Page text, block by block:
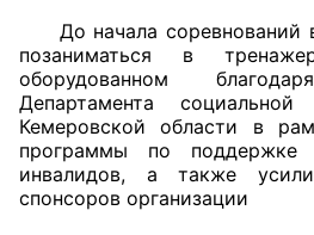
оказания услуг
О Палате
Структура Палаты
Комиссии
До начала соревнований
позаниматься в
оборудованном
Департамента
Кемеровской области в
программы по поддержке
инвалидов, а также
спонсоров организации